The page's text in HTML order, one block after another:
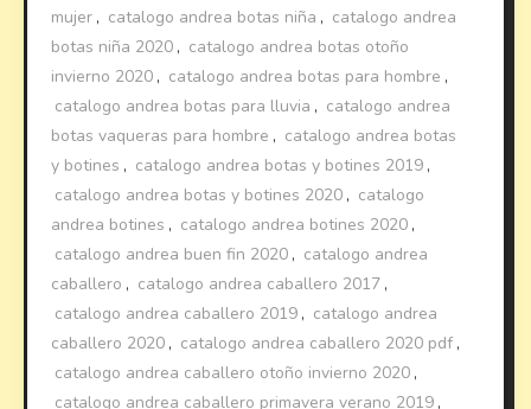
mujer , catalogo andrea botas niña , catalogo andrea
botas niña 2020 , catalogo andrea botas otoño
invierno 2020 , catalogo andrea botas para hombre ,
catalogo andrea botas para lluvia , catalogo andrea
botas vaqueras para hombre , catalogo andrea botas
y botines , catalogo andrea botas y botines 2019 ,
catalogo andrea botas y botines 2020 , catalogo
andrea botines , catalogo andrea botines 2020 ,
catalogo andrea buen fin 2020 , catalogo andrea
caballero , catalogo andrea caballero 2017 ,
catalogo andrea caballero 2019 , catalogo andrea
caballero 2020 , catalogo andrea caballero 2020 pdf ,
catalogo andrea caballero otoño invierno 2020 ,
catalogo andrea caballero primavera verano 2019 ,